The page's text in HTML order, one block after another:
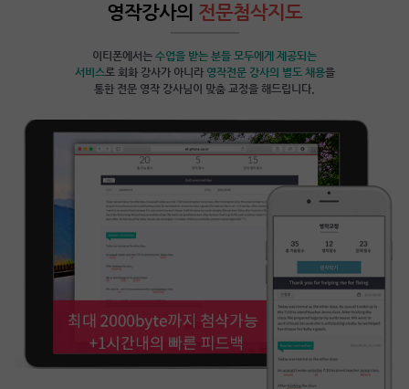
영작강사의 전문첨삭지도
이티폰에서는 수업을 받는 분들 모두에게 제공되는
서비스로 회화 강사가 아니라 영작전문 강사의 별도 채용을
통한 전문 영작 강사님이 맞춤 교정을 해드립니다.